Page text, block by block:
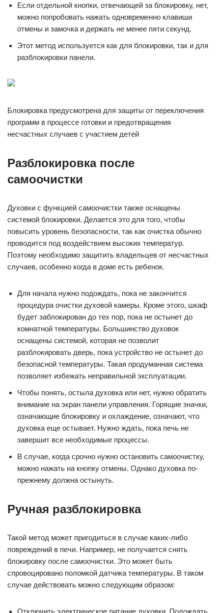
Если отдельной кнопки, отвечающей за блокировку, нет,
можно попробовать нажать одновременно клавиши
отмены и замочка и держать не менее пяти секунд.
Этот метод используется как для блокировки, так и для
разблокировки панели.
Блокировка предусмотрена для защиты от переключения
программ в процессе готовки и предотвращения
несчастных случаев с участием детей
Разблокировка после
самоочистки
Духовки с функцией самоочистки также оснащены
системой блокировки. Делается это для того, чтобы
повысить уровень безопасности, так как очистка обычно
проводится под воздействием высоких температур.
Поэтому необходимо защитить владельцев от несчастных
случаев, особенно когда в доме есть ребенок.
Для начала нужно подождать, пока не закончится
процедура очистки духовой камеры. Кроме этого, шкаф
будет заблокирован до тех пор, пока не остынет до
комнатной температуры. Большинство духовок
оснащены системой, которая не позволит
разблокировать дверь, пока устройство не остынет до
безопасной температуры. Такая продуманная система
позволяет избежать неправильной эксплуатации.
Чтобы понять, остыла духовка или нет, нужно обратить
внимание на экран панели управления. Горящие значки,
означающие блокировку и охлаждение, означают, что
духовка еще остывает. Нужно ждать, пока печь не
завершит все необходимые процессы.
В случае, когда срочно нужно остановить самоочистку,
можно нажать на кнопку отмены. Однако духовка по-
прежнему должна остынуть.
Ручная разблокировка
Такой метод может пригодиться в случае каких-либо
повреждений в печи. Например, не получается снять
блокировку после самоочистки. Это может быть
спровоцировано поломкой датчика температуры. В таком
случае действовать можно следующим образом:
Отключить электрическое питание духовки. Подождать